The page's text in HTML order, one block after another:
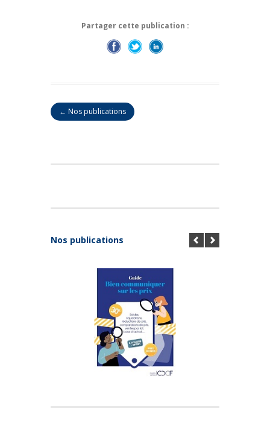
Partager cette publication :
← Nos publications
Nos publications